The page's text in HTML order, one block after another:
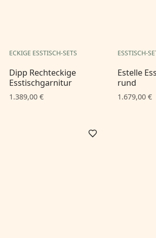
ECKIGE ESSTISCH-SETS
Dipp Rechteckige
Esstischgarnitur
1.389,00 €
ESSTISCH-
Estelle
rund
1.679,00 €